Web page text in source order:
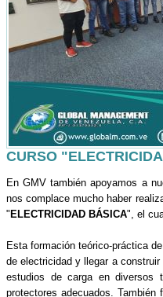
CURSO
En GMV también apoyamos a
nos complace mucho haber
"ELECTRICIDAD BÁSICA", el
Esta formación teórico-práctica
de electricidad y llegar a
estudios de carga en diversos
protectores adecuados.